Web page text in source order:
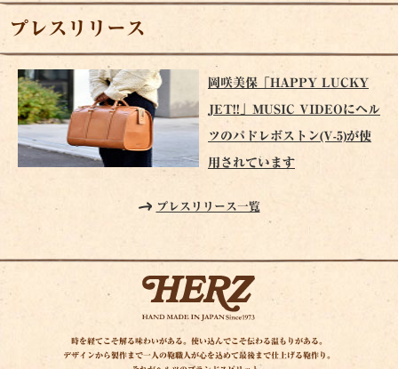
プレスリリース
岡咲美保「HAPPY LUCKY
JET!!」MUSIC VIDEOにヘル
ツのパドレボストン(V-5)が使
用されています
プレスリリース一覧
時を経てこそ解る味わいがある。使い込んでこそ伝わる温もりがある。
デザインから製作まで一人の鞄職人が心を込めて最後まで仕上げる鞄作り。